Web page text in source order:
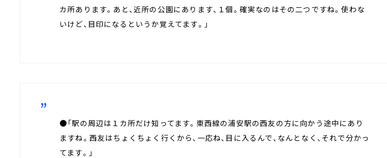
カ所あります。あと、近所の公園にあります、１個。確実なのはその二つですね。使わな
いけど、目印になるというか覚えてます。」
●「駅の周辺は１カ所だけ知ってます。東西線の浦安駅の西友の方に向かう途中にあり
ますね。西友はちょくちょく行くから、一応ね、目に入るんで、なんとなく、それで分かっ
てます。」